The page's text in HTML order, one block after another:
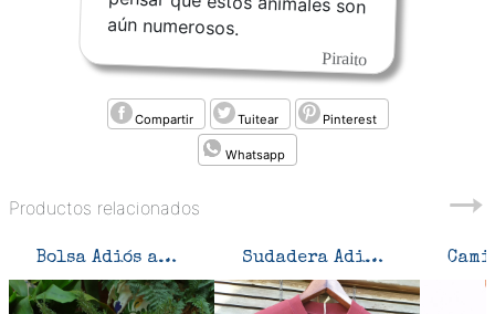
aún numerosos.
Piraito
Compartir Tuitear Pinterest
Whatsapp
Productos relacionados
Bolsa Adiós amiga Jirafa Sudadera Adiós amiga Jirafa